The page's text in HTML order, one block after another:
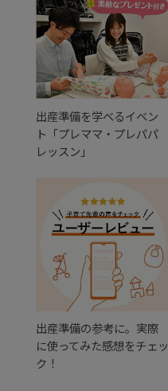
出産準備を学べるイベン
ト「プレママ・プレパパ
レッスン」
出産準備の参考に。実際
に使ってみた感想をチェッ
ク！